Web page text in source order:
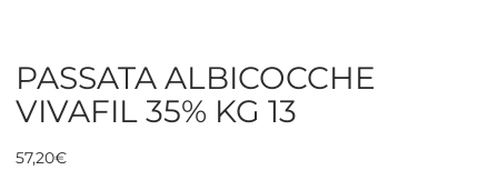
PASSATA ALBICOCCHE
VIVAFIL 35% KG 13
57,20€